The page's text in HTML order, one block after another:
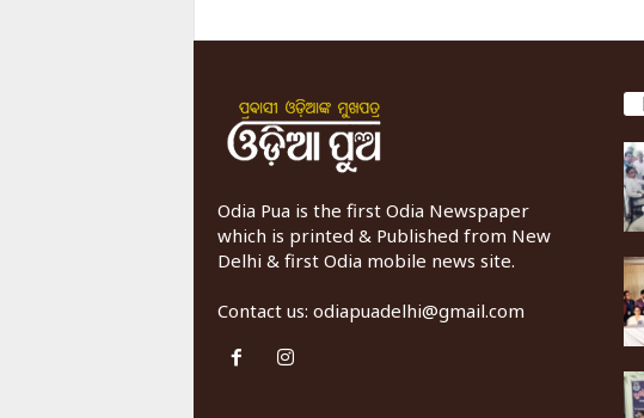
Odia Pua is the first Odia Newspaper
which is printed & Published from New
Delhi & first Odia mobile news site.
Contact us: odiapuadelhi@gmail.com